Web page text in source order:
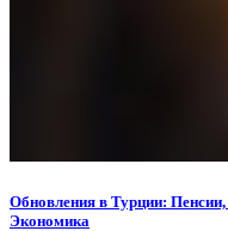
Обновления в Турции:
Экономика